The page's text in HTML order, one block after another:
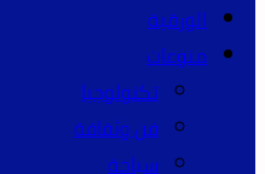
الورقية
منوعات
تكنولوجيا
فن وثقافة
سياحة